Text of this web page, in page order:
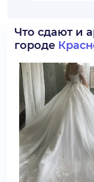
Что сдают и
городе